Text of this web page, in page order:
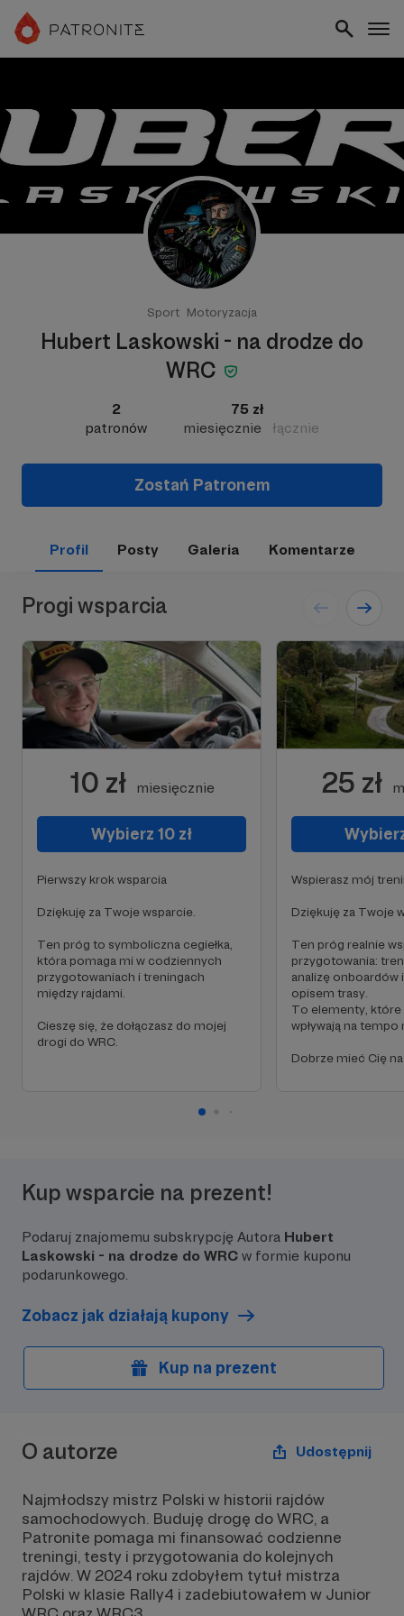
Sport Motoryzacja
Hubert Laskowski - na drodze do
WRC
2
patronów
75 zł
miesięcznie
łącznie
Zostań Patronem
Profil Posty Galeria Komentarze
Progi wsparcia
10 zł miesięcznie
Wybierz 10 zł
Pierwszy krok wsparcia
Dziękuję za Twoje wsparcie.
Ten próg to symboliczna cegiełka,
która pomaga mi w codziennych
przygotowaniach i treningach
między rajdami.
Cieszę się, że dołączasz do mojej
drogi do WRC.
25 zł
Wspierasz mój
Dziękuję za Twoje
Ten próg realnie
przygotowania:
analizę onboardów
opisem trasy.
To elementy,
wpływają na tempo
Dobrze mieć Cię na
Kup wsparcie na prezent!
Podaruj znajomemu subskrypcję Autora Hubert
Laskowski - na drodze do WRC w formie kuponu
podarunkowego.
Zobacz jak działają kupony
Kup na prezent
O autorze Udostępnij
Najmłodszy mistrz Polski w historii rajdów
samochodowych. Buduję drogę do WRC, a
Patronite pomaga mi finansować codzienne
treningi, testy i przygotowania do kolejnych
rajdów. W 2024 roku zdobyłem tytuł mistrza
Polski w klasie Rally4 i zadebiutowałem w Junior